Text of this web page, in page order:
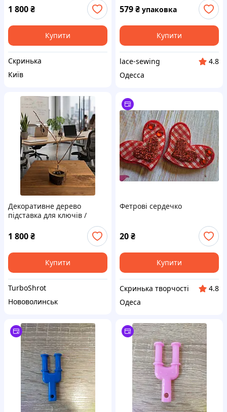
1 800₴
Купити
Скринька
Київ
579₴ упаковка
Купити
lace-sewing
4.8
Одесса
Декоративне дерево
підставка для ключів /
Подарунок Декор для офісу,
дому /
1 800₴
Купити
TurboShrot
Нововолинськ
Фетрові сердечко
20₴
Купити
Скринька творчості
4.8
Одеса